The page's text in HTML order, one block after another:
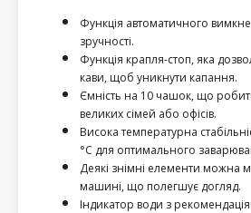
Функція автоматичного
зручності.
Функція крапля-стоп, яка
кави, щоб уникнути капання.
Ємність на 10 чашок, що
великих сімей або офісів.
Висока температурна
°C для оптимального
Деякі знімні елементи можна
машині, що полегшує догляд.
Індикатор води з